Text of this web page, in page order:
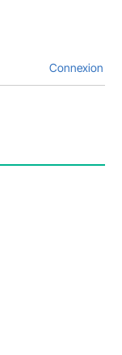
Connexion